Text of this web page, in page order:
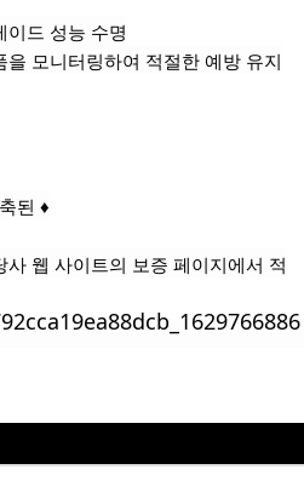
이드 성능 수명
모니터링하여 적절한 예방 유지
된 ♦
웹 사이트의 보증 페이지에서 적